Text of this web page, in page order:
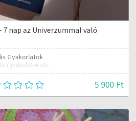
7 nap az Univerzummal való
Gyakorlatok
A 7 Napos Spirituális Gyakorlatok alapítója és mentora.
5 900 Ft